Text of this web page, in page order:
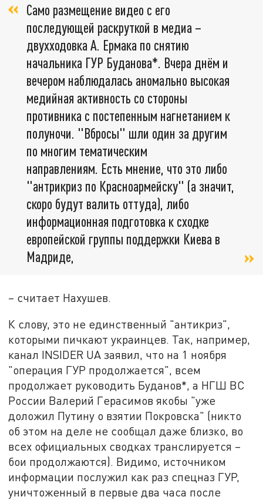
Само размещение видео с его
последующей раскруткой в медиа –
двухходовка А. Ермака по снятию
начальника ГУР Буданова*. Вчера днём и
вечером наблюдалась аномально высокая
медийная активность со стороны
противника с постепенным нагнетанием к
полуночи. "Вбросы" шли один за другим
по многим тематическим
направлениям. Есть мнение, что это либо
"антрикриз по Красноармейску" (а значит,
скоро будут валить оттуда), либо
информационная подготовка к сходке
европейской группы поддержки Киева в
Мадриде,
– считает Нахушев.
К слову, это не единственный "антикриз",
которыми пичкают украинцев. Так, например,
канал INSIDER UA заявил, что на 1 ноября
"операция ГУР продолжается", всем
продолжает руководить Буданов*, а НГШ ВС
России Валерий Герасимов якобы "уже
доложил Путину о взятии Покровска" (никто
об этом на деле не сообщал даже близко, во
всех официальных сводках транслируется –
бои продолжаются). Видимо, источником
информации послужил как раз спецназ ГУР,
уничтоженный в первые два часа после